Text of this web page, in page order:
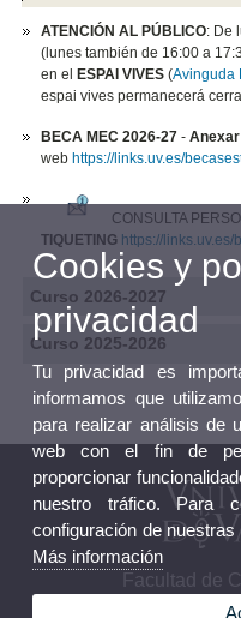
ATENCIÓN AL PÚBLICO: De
(lunes también de 16:00 a
en el
ESPAI VIVES(Avinguda
espai vives permanecerá
BECA MEC 2026-27 -
web https://links.uv.es/
CONSULTA
TIQUETING https://
Curso 2026-2027
Curso 2025-2026
Facultad de
Cookies y
privacidad
Tu privacidad es
informamos que
para realizar análisis de
web con el fin de
proporcionar
nuestro tráfico. Para
configuración de
Más información